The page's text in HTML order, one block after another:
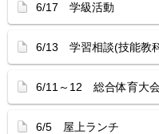
6/17 学級活動
6/13 学習相談(技能教科
6/11～12 総合体育大
6/5 屋上ランチ